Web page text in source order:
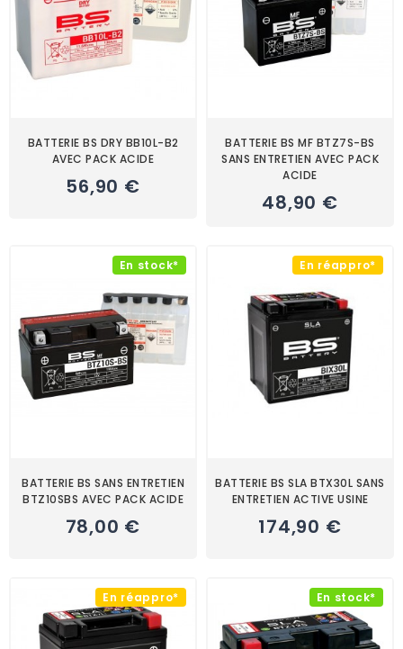
BATTERIE BS DRY BB10L-B2
AVEC PACK ACIDE
56,90 €
BATTERIE BS MF BTZ7S-BS
SANS ENTRETIEN AVEC PACK
ACIDE
48,90 €
En stock*
BATTERIE BS SANS ENTRETIEN
BTZ10SBS AVEC PACK ACIDE
78,00 €
En réappro*
BATTERIE BS SLA BTX30L SANS
ENTRETIEN ACTIVE USINE
174,90 €
En réappro* En stock*